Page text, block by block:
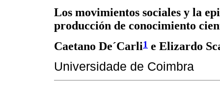
Los movimientos sociales y la
producción de conocimiento
Caetano De´Carli1 e Elizardo
Universidade de Coimbra